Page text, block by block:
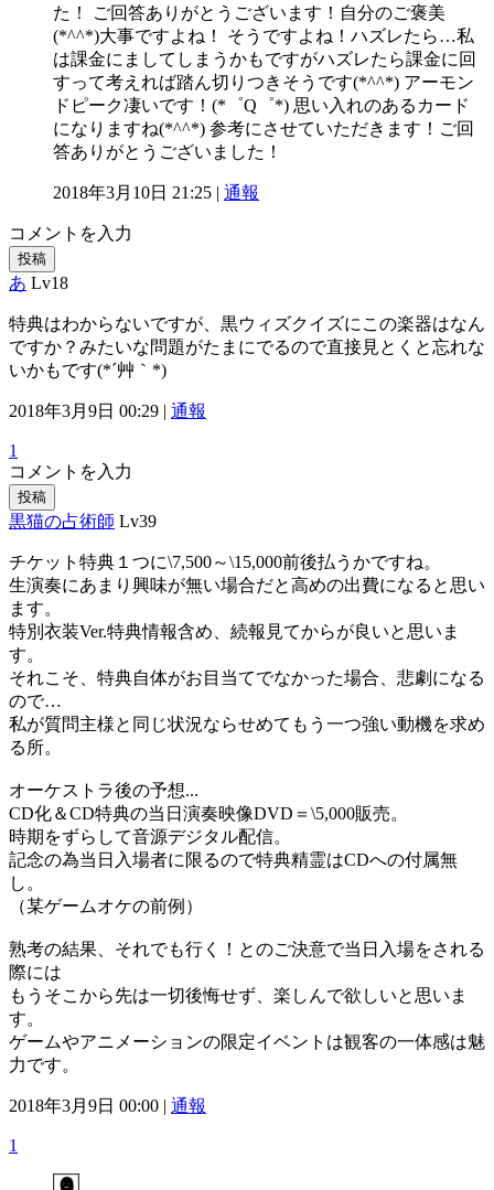
た！ ご回答ありがとうございます！自分のご褒美
(*^^*)大事ですよね！ そうですよね！ハズレたら…私
は課金にましてしまうかもですがハズレたら課金に回
すって考えれば踏ん切りつきそうです(*^^*) アーモン
ドピーク凄いです！(*゜Q゜*) 思い入れのあるカード
になりますね(*^^*) 参考にさせていただきます！ご回
答ありがとうございました！
2018年3月10日 21:25 | 通報
コメントを入力
投稿
あ Lv18
特典はわからないですが、黒ウィズクイズにこの楽器はなん
ですか？みたいな問題がたまにでるので直接見とくと忘れな
いかもです(*´艸｀*)
2018年3月9日 00:29 | 通報
1
コメントを入力
投稿
黒猫の占術師 Lv39
チケット特典１つに\7,500～\15,000前後払うかですね。
生演奏にあまり興味が無い場合だと高めの出費になると思い
ます。
特別衣装Ver.特典情報含め、続報見てからが良いと思いま
す。
それこそ、特典自体がお目当てでなかった場合、悲劇になる
ので…
私が質問主様と同じ状況ならせめてもう一つ強い動機を求め
る所。
オーケストラ後の予想...
CD化＆CD特典の当日演奏映像DVD＝\5,000販売。
時期をずらして音源デジタル配信。
記念の為当日入場者に限るので特典精霊はCDへの付属無
し。
（某ゲームオケの前例）
熟考の結果、それでも行く！とのご決意で当日入場をされる
際には
もうそこから先は一切後悔せず、楽しんで欲しいと思いま
す。
ゲームやアニメーションの限定イベントは観客の一体感は魅
力です。
2018年3月9日 00:00 | 通報
1